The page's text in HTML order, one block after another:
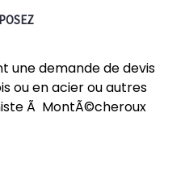
une demande de devis
ou en acier ou autres
Ã MontÃ©cheroux